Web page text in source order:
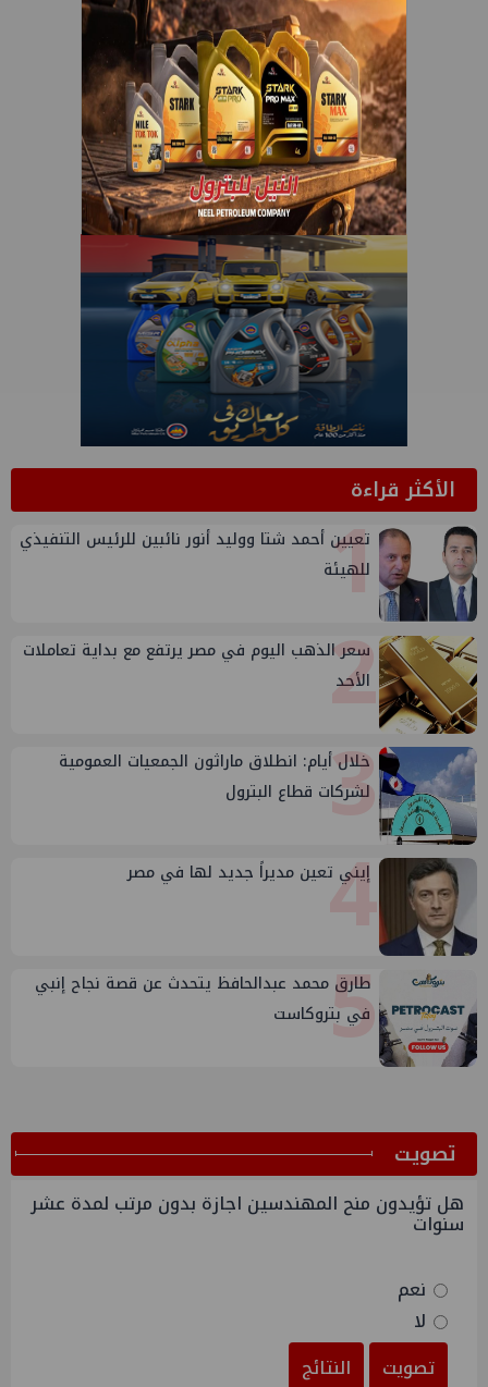
الأكثر قراءة1
تعيين أحمد شتا ووليد أنور نائبين للرئيس التنفيذي
للهيئة
2
سعر الذهب اليوم في مصر يرتفع مع بداية تعاملات
الأحد
3
خلال أيام: انطلاق ماراثون الجمعيات العمومية
لشركات قطاع البترول
4
إيني تعين مديراً جديد لها في مصر
5
طارق محمد عبدالحافظ يتحدث عن قصة نجاح إنبي
في بتروكاست
ﺗﺼﻮﻳﺖ
هل تؤيدون منح المهندسين اجازة بدون مرتب لمدة عشر
سنوات
نعم
لا
تصويت
النتائج